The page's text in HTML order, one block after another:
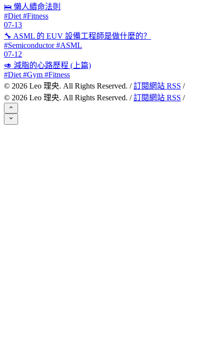
🛌 懶人續命法則
#Diet #Fitness
07-13
🔧 ASML 的 EUV 設備工程師是做什麼的？
#Semiconductor #ASML
07-12
🥑 減脂的心路歷程 (上篇)
#Diet #Gym #Fitness
© 2026 Leo 理央. All Rights Reserved. /訂閱網站 RSS /
© 2026 Leo 理央. All Rights Reserved. /訂閱網站 RSS /